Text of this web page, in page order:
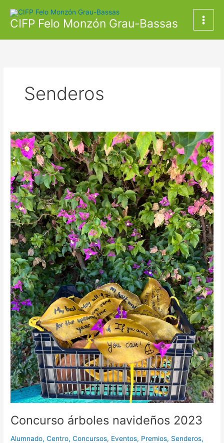
contenido
CIFP Felo Monzón Grau-Bassas
Senderos
Concurso árboles navideños 2023
Alumnado,Centro,Concursos, Eventos, Premios, Senderos,
Concurso
árboles
navideños
2023